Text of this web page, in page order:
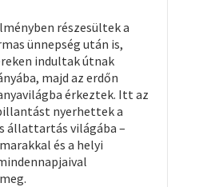
részesültek a
ünnepség után is,
indultak útnak
majd az erdőn
érkeztek. Itt az
nyerhettek a
állattartás világába –
és a helyi